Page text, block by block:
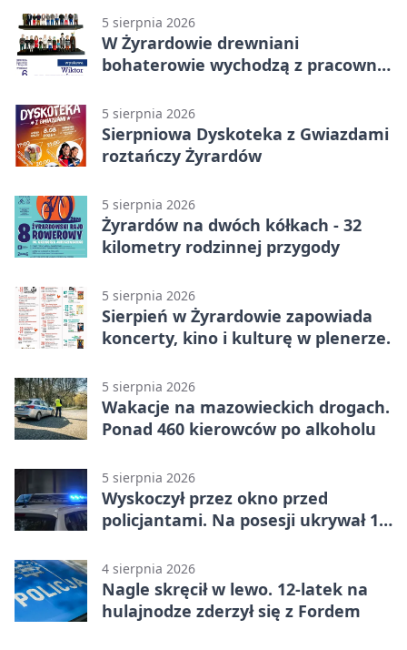
5 sierpnia 2026
W Żyrardowie drewniani
bohaterowie wychodzą z pracowni
5 sierpnia 2026
Sierpniowa Dyskoteka z Gwiazdami
roztańczy Żyrardów
5 sierpnia 2026
Żyrardów na dwóch kółkach - 32
kilometry rodzinnej przygody
5 sierpnia 2026
Sierpień w Żyrardowie zapowiada
koncerty, kino i kulturę w plenerze.
5 sierpnia 2026
Wakacje na mazowieckich drogach.
Ponad 460 kierowców po alkoholu
5 sierpnia 2026
Wyskoczył przez okno przed
policjantami. Na posesji ukrywał 12
4 sierpnia 2026
Nagle skręcił w lewo. 12-latek na
hulajnodze zderzył się z Fordem